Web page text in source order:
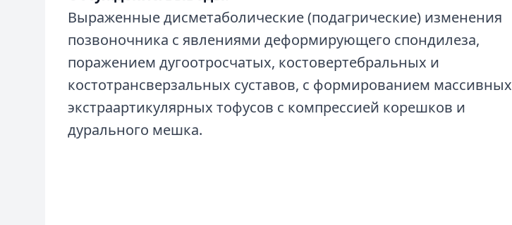
Выраженные дисметаболические (подагрические) изменения
позвоночника с явлениями деформирующего спондилеза,
поражением дугоотросчатых, костовертебральных и
костотрансверзальных суставов, с формированием массивных
экстраартикулярных тофусов с компрессией корешков и
дурального мешка.